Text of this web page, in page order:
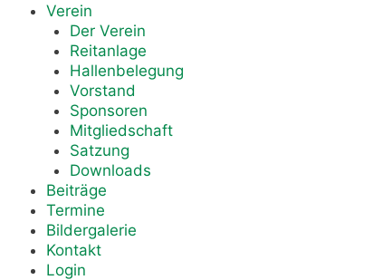
Verein
Der Verein
Reitanlage
Hallenbelegung
Vorstand
Sponsoren
Mitgliedschaft
Satzung
Downloads
Beiträge
Termine
Bildergalerie
Kontakt
Login